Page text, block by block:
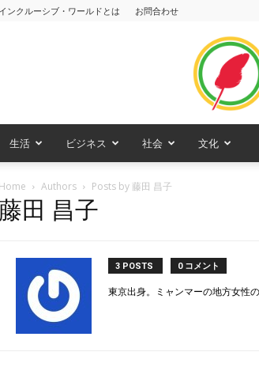
インクルーシブ・ワールドとは お問合わせ
生活 ビジネス 社会 文化
Home Authors Posts by 藤田 昌子
田 昌子
3 POSTS 0 コメント
東京出身。ミャンマーの地方女性